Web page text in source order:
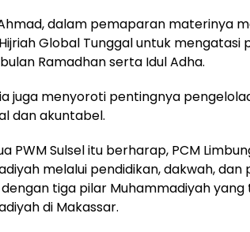
dalam pemaparan materinya
Global Tunggal untuk
Ramadhan serta Idul Adha.
juga menyoroti pentingnya
dan akuntabel.
PWM Sulsel itu berharap, PCM
melalui pendidikan, dakwah,
dengan tiga pilar Muhammadiyah
di Makassar.